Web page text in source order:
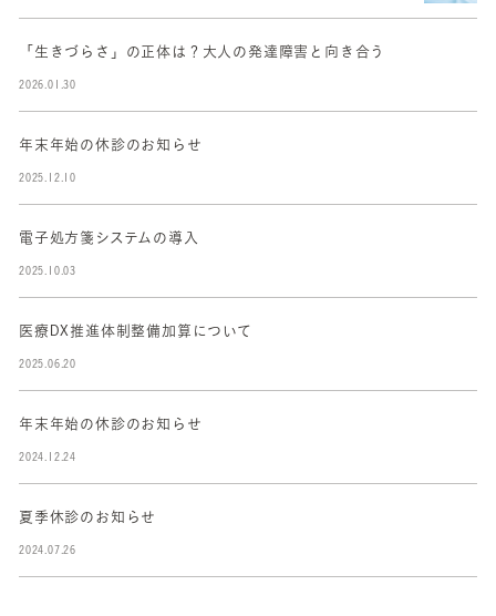
「生きづらさ」の正体は？大人の発達障害と向き合う
2026.01.30
年末年始の休診のお知らせ
2025.12.10
電子処方箋システムの導入
2025.10.03
医療DX推進体制整備加算について
2025.06.20
年末年始の休診のお知らせ
2024.12.24
夏季休診のお知らせ
2024.07.26